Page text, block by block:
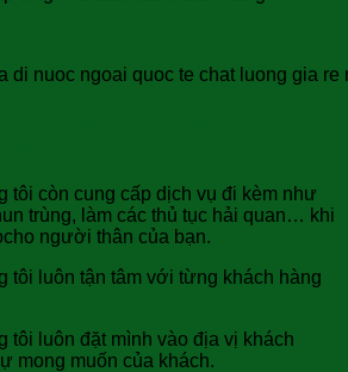
di nuoc ngoai quoc te chat luong gia
tôi còn cung cấp dịch vụ đi kèm như
trùng, làm các thủ tục hải quan… khi
người thân của bạn.
tôi luôn tận tâm với từng khách hàng
tôi luôn đặt mình vào địa vị khách
mong muốn của khách.